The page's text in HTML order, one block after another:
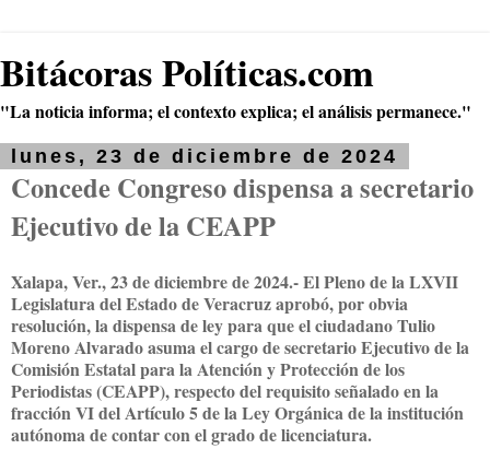
Bitácoras Políticas.com
"La noticia informa; el contexto explica; el análisis permanece."
lunes, 23 de diciembre de 2024
Concede Congreso dispensa a secretario
Ejecutivo de la CEAPP
Xalapa, Ver., 23 de diciembre de 2024.- El Pleno de la LXVII
Legislatura del Estado de Veracruz aprobó, por obvia
resolución, la dispensa de ley para que el ciudadano Tulio
Moreno Alvarado asuma el cargo de secretario Ejecutivo de la
Comisión Estatal para la Atención y Protección de los
Periodistas (CEAPP), respecto del requisito señalado en la
fracción VI del Artículo 5 de la Ley Orgánica de la institución
autónoma de contar con el grado de licenciatura.